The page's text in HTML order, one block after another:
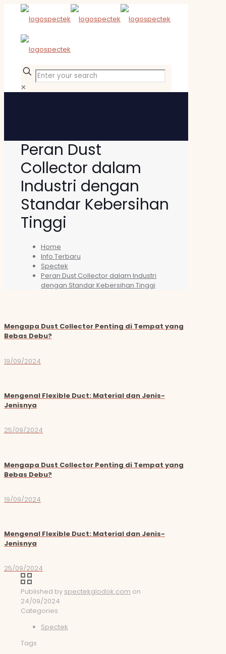
✕
Peran Dust
Collector dalam
Industri dengan
Standar Kebersihan
Tinggi
Home
Info Terbaru
Spectek
Peran Dust Collector dalam Industri
dengan Standar Kebersihan Tinggi
Mengapa Dust Collector Penting di Tempat yang
Bebas Debu?
19/09/2024
Mengenal Flexible Duct: Material dan Jenis-
Jenisnya
25/09/2024
Mengapa Dust Collector Penting di Tempat yang
Bebas Debu?
19/09/2024
Mengenal Flexible Duct: Material dan Jenis-
Jenisnya
25/09/2024
Published by spectekglodok.com on
24/09/2024
Categories
Spectek
Tags